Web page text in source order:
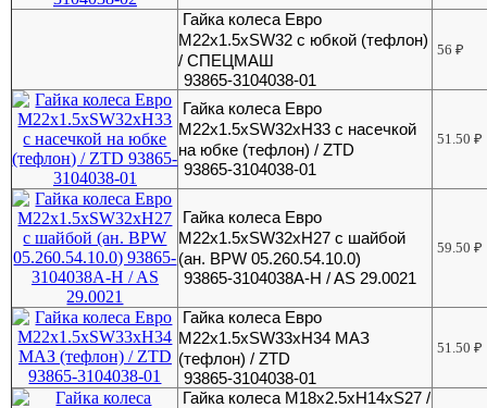
Гайка колеса Евро
М22х1.5хSW32 с юбкой (тефлон)
/ СПЕЦМАШ
93865-3104038-01
56₽
Гайка колеса Евро
М22х1.5хSW32xH33 с насечкой
на юбке (тефлон) / ZTD
93865-3104038-01
51.50₽
Гайка колеса Евро
М22х1.5хSW32хH27 с шайбой
(ан. BPW 05.260.54.10.0)
93865-3104038A-H / AS 29.0021
59.50₽
Гайка колеса Евро
М22х1.5хSW33xH34 МАЗ
(тефлон) / ZTD
93865-3104038-01
51.50₽
Гайка колеса М18х2.5хH14хS27 /